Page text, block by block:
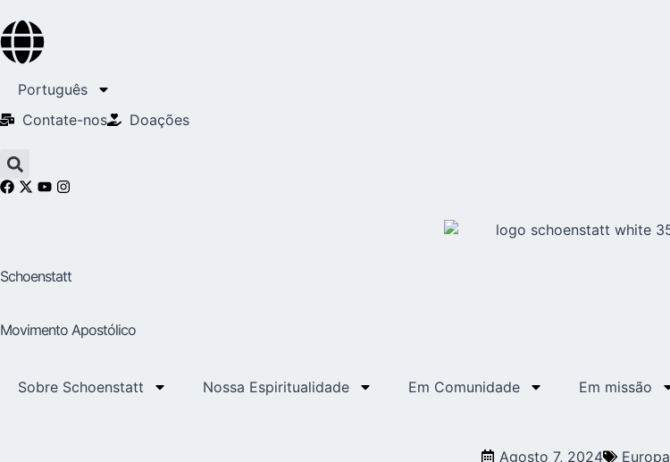
Português
Contate-nos
Doações
Schoenstatt
Movimento Apostólico
Sobre Schoenstatt Nossa Espiritualidade Em Comunidade Em missão
Agosto 7, 2024 Europa